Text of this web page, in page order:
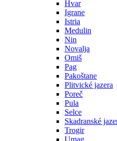
Hvar
Igrane
Istria
Medulin
Nin
Novalja
Omiš
Pag
Pakoštane
Plitvické jazera
Poreč
Pula
Selce
Skadranské
Trogir
Umag